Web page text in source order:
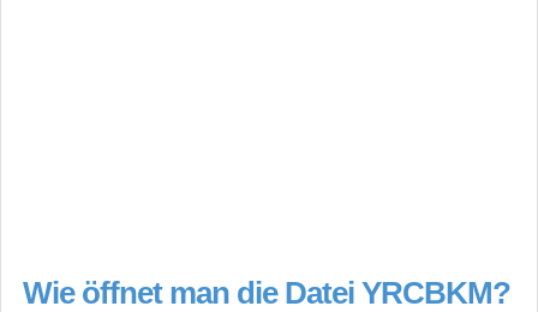
Wie öffnet man die Datei YRCBKM?